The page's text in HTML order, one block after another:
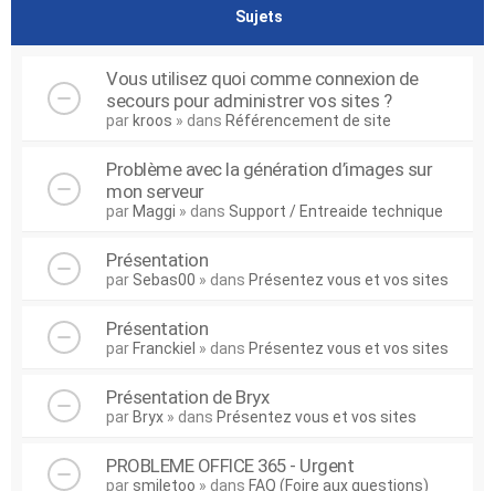
Sujets
Vous utilisez quoi comme connexion de
secours pour administrer vos sites ?
par kroos » dans Référencement de site
Problème avec la génération d’images sur
mon serveur
par Maggi » dans Support / Entreaide technique
Présentation
par Sebas00 » dans Présentez vous et vos sites
Présentation
par Franckiel » dans Présentez vous et vos sites
Présentation de Bryx
par Bryx » dans Présentez vous et vos sites
PROBLEME OFFICE 365 - Urgent
par smiletoo » dans FAQ (Foire aux questions)